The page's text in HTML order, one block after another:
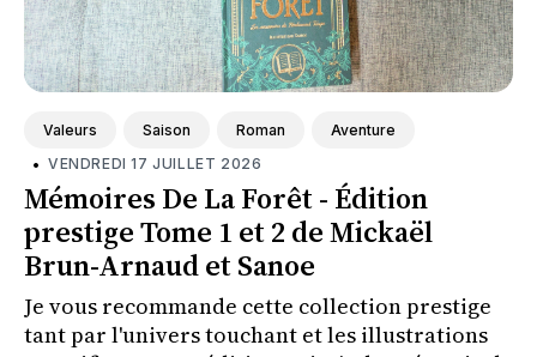
Valeurs Saison Roman Aventure
• VENDREDI 17 JUILLET 2026
Mémoires De La Forêt - Édition
prestige Tome 1 et 2 de Mickaël
Brun-Arnaud et Sanoe
Je vous recommande cette collection prestige
tant par l'univers touchant et les illustrations